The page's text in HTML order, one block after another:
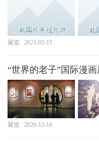
展览 2021-02-15
“世界的老子”国际漫
展览 2020-12-16